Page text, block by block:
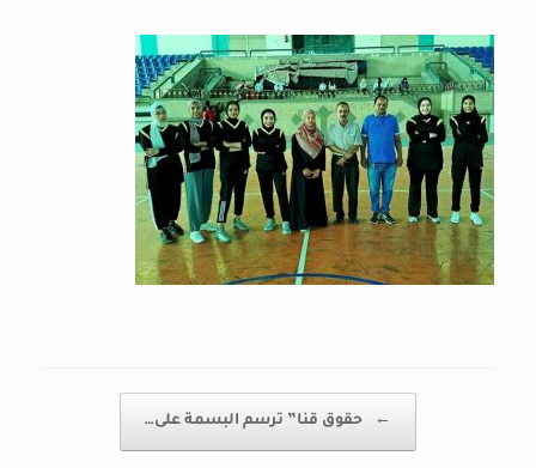
← حقوق قنا” ترسم البسمة على…